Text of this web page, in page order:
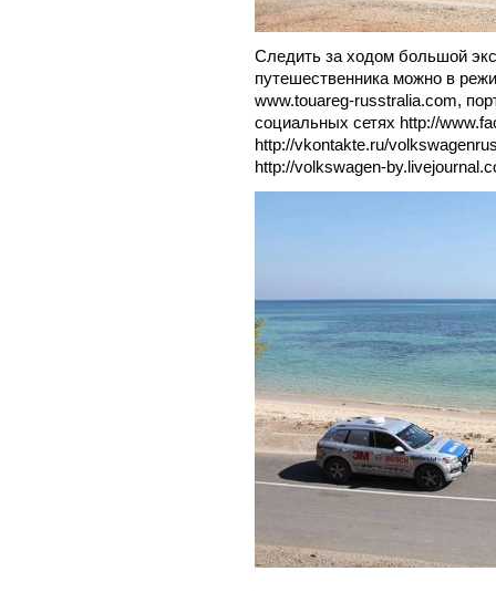
Следить за ходом большой
путешественника можно в
www.touareg-russtralia.com,
социальных сетях http://
http://vkontakte.ru/
http://volkswagen-